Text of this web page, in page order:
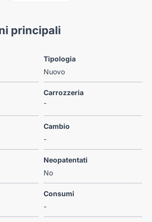
principali
Tipologia
Nuovo
Carrozzeria
-
Cambio
-
Neopatentati
No
Consumi
-